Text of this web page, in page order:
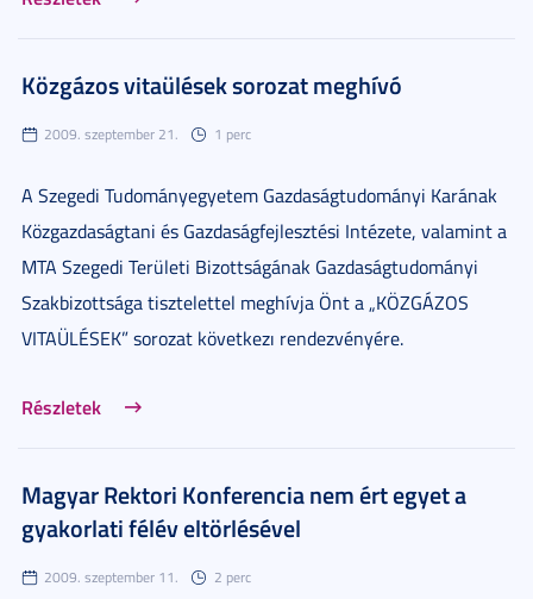
Közgázos vitaülések sorozat meghívó
2009. szeptember 21. 1 perc
A Szegedi Tudományegyetem Gazdaságtudományi Karának
Közgazdaságtani és Gazdaságfejlesztési Intézete, valamint a
MTA Szegedi Területi Bizottságának Gazdaságtudományi
Szakbizottsága tisztelettel meghívja Önt a „KÖZGÁZOS
VITAÜLÉSEK” sorozat következı rendezvényére.
Részletek
Magyar Rektori Konferencia nem ért egyet a
gyakorlati félév eltörlésével
2009. szeptember 11. 2 perc